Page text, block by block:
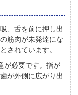
、舌を前に押し出
筋肉が未発達にな
されています。
が必要です。指が
が外側に広がり出